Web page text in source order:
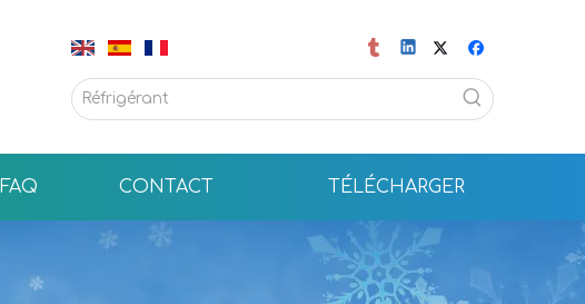
FAQ CONTACT TÉLÉCHARGER